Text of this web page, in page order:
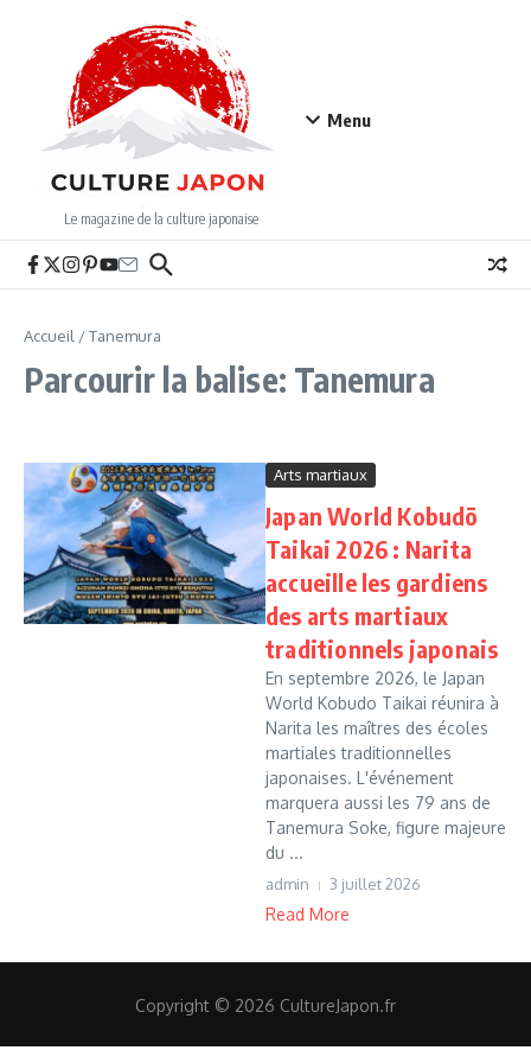
Le magazine de la culture japonaise
Menu
Accueil /Tanemura
Parcourir la balise: Tanemura
Arts martiaux
Japan World Kobudō
Taikai 2026 : Narita
accueille les gardiens
des arts martiaux
traditionnels japonais
En septembre 2026, le Japan
World Kobudo Taikai réunira à
Narita les maîtres des écoles
martiales traditionnelles
japonaises. L'événement
marquera aussi les 79 ans de
Tanemura Soke, figure majeure
du ...
admin 3 juillet 2026
Read More